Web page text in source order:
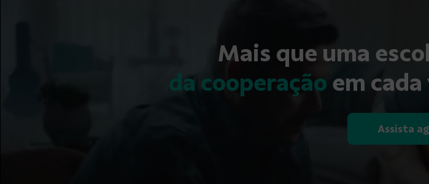
Mais que uma
da cooperação em
Assista